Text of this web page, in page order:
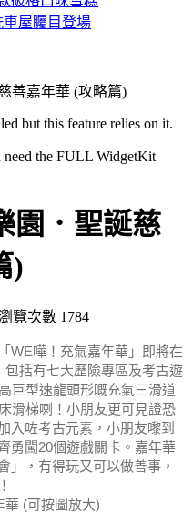
善嘉年華 (攻略篇)
but this feature relies on it.
need the FULL WidgetKit
園．聖誕慈
)
覽次數 1784
「WE嘩！充氣嘉年華」即將在
括有七大歷險專區及考古遊
巨型速龍頭形嘅充氣三滑道
滑梯喇！ 小朋友更可見證恐
入咗考古元素，小朋友嚟到
勇闖20個遊戲關卡。 嘉年華
」，有得玩又可以做善事，
華 (可按圖放大)